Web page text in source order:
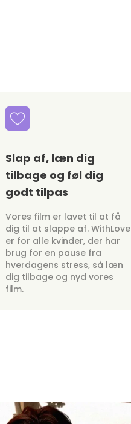
Slap af, læn dig
tilbage og føl dig
godt tilpas
Vores film er lavet til at få
dig til at slappe af. WithLove
er for alle kvinder, der har
brug for en pause fra
hverdagens stress, så læn
dig tilbage og nyd vores
film.